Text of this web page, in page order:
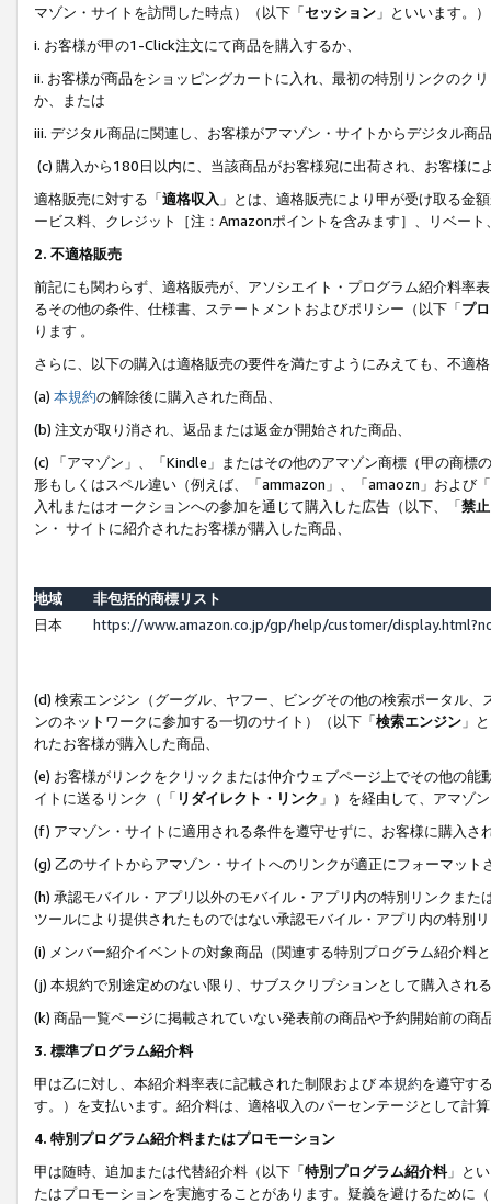
マゾン・サイトを訪問した時点）（以下「セッション 」といいます。
i. お客様が甲の1-Click注文にて商品を購入するか、
ii. お客様が商品をショッピングカートに入れ、最初の特別リンクのク
か、または
iii. デジタル商品に関連し、お客様がアマゾン・サイトからデジタル
(c) 購入から180日以内に、当該商品がお客様宛に出荷され、お客様
適格販売に対する「適格収入 」とは、適格販売により甲が受け取る金
ービス料、クレジット［注：Amazonポイントを含みます］、リベー
2. 不適格販売
前記にも関わらず、適格販売が、アソシエイト・プログラム紹介料率
るその他の条件、仕様書、ステートメントおよびポリシー（以下「プ
ります 。
さらに、以下の購入は適格販売の要件を満たすようにみえても、不適
(a) 本規約の解除後に購入された商品、
(b) 注文が取り消され、返品または返金が開始された商品、
(c) 「アマゾン」、「Kindle」またはその他のアマゾン商標（甲の商
形もしくはスペル違い（例えば、「ammazon」、「amaozn」および
入札またはオークションへの参加を通じて購入した広告（以下、「禁
ン・ サイトに紹介されたお客様が購入した商品、
地域
非包括的商標リスト
日本
https://www.amazon.co.jp/gp/help/customer/
(d) 検索エンジン（グーグル、ヤフー、ビングその他の検索ポータル
ンのネットワークに参加する一切のサイト）（以下「検索エンジン 」
れたお客様が購入した商品、
(e) お客様がリンクをクリックまたは仲介ウェブページ上でその他の
イトに送るリンク（「 リダイレクト・リンク 」）を経由して、アマゾ
(f) アマゾン・サイトに適用される条件を遵守せずに、お客様に購入さ
(g) 乙のサイトからアマゾン・サイトへのリンクが適正にフォーマッ
(h) 承認モバイル・アプリ以外のモバイル・アプリ内の特別リンクま
ツールにより提供されたものではない承認モバイル・アプリ内の特別
(i) メンバー紹介イベントの対象商品（関連する特別プログラム紹介料
(j) 本規約で別途定めのない限り、サブスクリプションとして購入され
(k) 商品一覧ページに掲載されていない発表前の商品や予約開始前の商
3. 標準プログラム紹介料
甲は乙に対し、本紹介料率表に記載された制限および本規約を遵守す
す。）を支払います。紹介料は、適格収入のパーセンテージとして計
4. 特別プログラム紹介料またはプロモーション
甲は随時、追加または代替紹介料（以下「特別プログラム紹介料」と
たはプロモーションを実施することがあります。疑義を避けるために